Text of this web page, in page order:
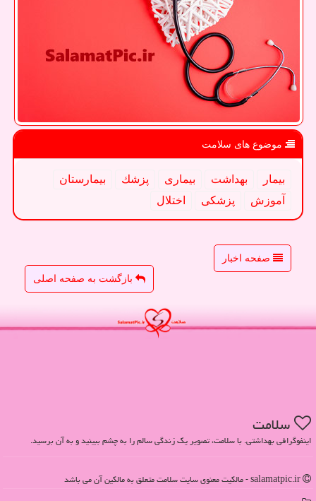
موضوع های سلامت
بیمار بهداشت بیماری پزشك
بیمارستان
آموزش
پزشكی اختلال
صفحه اخبار
بازگشت به صفحه اصلی
سلامت
اینفوگرافی بهداشتی. با سلامت، تصویر یک زندگی سالم را به چشم ببینید و به آن برسید.